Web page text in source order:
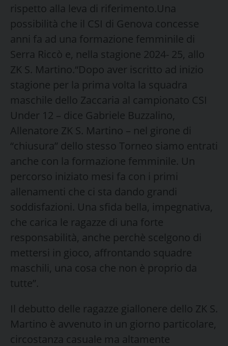
rispetto alla leva di riferimento.Una
possibilità che il CSI di Genova concesse
anni fa ad una formazione femminile di
Serra Riccò e, nella stagione 2024- 25, allo
ZK S. Martino.“Dopo aver iscritto ad inizio
stagione per la prima volta la squadra
maschile dello Zaccaria al campionato CSI
Under 12 – dice Gabriele Buzzalino,
Allenatore ZK S. Martino – nel girone di
“chiusura” dello stesso Torneo siamo entrati
anche con la formazione femminile. Un
percorso iniziato mesi fa con i primi
allenamenti che ci sta dando grandi
soddisfazioni. Una sfida bella, impegnativa,
che carica le ragazze di una forte
responsabilità, anche perchè scelgono di
mettersi in gioco, affrontando squadre
maschili, una cosa che non è proprio da
tutte”.
Il debutto delle ragazze giallonere dello ZK S.
Martino è avvenuto in un giorno particolare,
circostanza casuale ma altamente